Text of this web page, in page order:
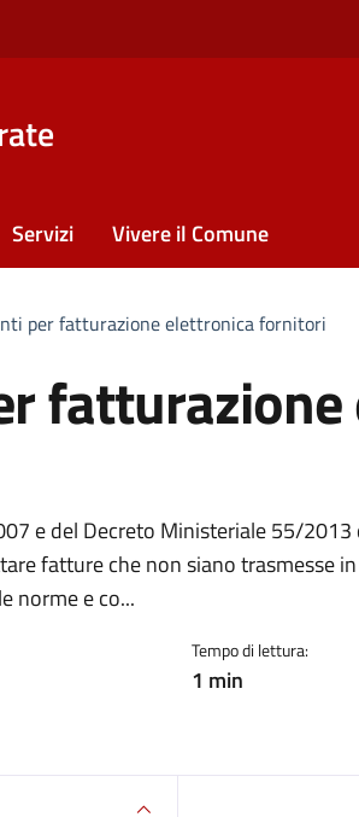
Servizi Vivere il Comune
per fatturazione elettronica fornitori
e del Decreto Ministeriale 55/
fatture che non siano trasmesse
norme e co...
Tempo di lettura:
1 min